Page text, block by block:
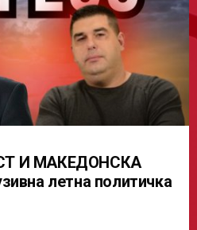
И МАКЕДОНСКА
летна политичка